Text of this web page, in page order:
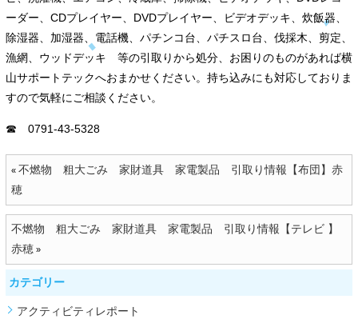
ーダー、CDプレイヤー、DVDプレイヤー、ビデオデッキ、炊飯器、
除湿器、加湿器、電話機、パチンコ台、パチスロ台、伐採木、剪定、
漁網、ウッドデッキ 等の引取りから処分、お困りのものがあれば横
山サポートテックへおまかせください。持ち込みにも対応しておりま
すので気軽にご相談ください。
☎ 0791-43-5328
« 不燃物 粗大ごみ 家財道具 家電製品 引取り情報【布団】赤
穂
不燃物 粗大ごみ 家財道具 家電製品 引取り情報【テレビ 】
赤穂 »
カテゴリー
アクティビティレポート